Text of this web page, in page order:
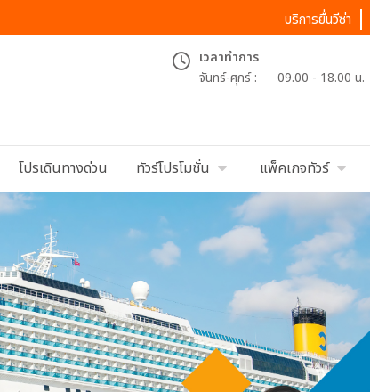
บริการยื่นวีซ่า
เวลาทำการ
จันทร์-ศุกร์ :
09.00 - 18.00 น.
โปรเดินทางด่วน ทัวร์โปรโมชั่น แพ็คเกจทัวร์